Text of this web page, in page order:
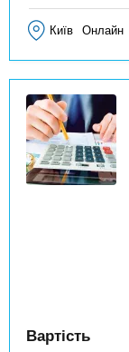
Київ Онлайн
Вартість